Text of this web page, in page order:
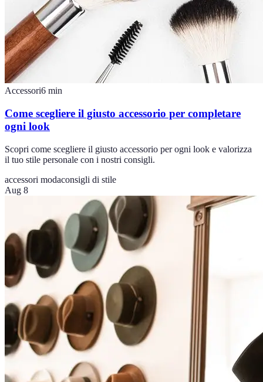
Accessori6 min
Come scegliere il giusto accessorio per completare
ogni look
Scopri come scegliere il giusto accessorio per ogni look e valorizza
il tuo stile personale con i nostri consigli.
accessori modaconsigli di stile
Aug 8